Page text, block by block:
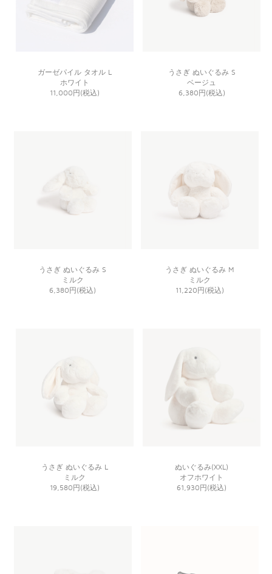
ガーゼパイル タオル L
ホワイト
11,000円(税込)
うさぎ ぬいぐるみ S
ベージュ
6,380円(税込)
うさぎ ぬいぐるみ S
ミルク
6,380円(税込)
うさぎ ぬいぐるみ M
ミルク
11,220円(税込)
うさぎ ぬいぐるみ L
ミルク
19,580円(税込)
ぬいぐるみ(XXL)
オフホワイト
61,930円(税込)